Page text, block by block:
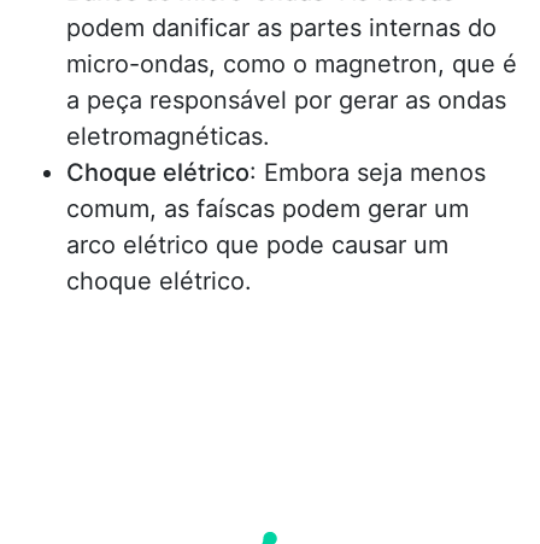
podem danificar as partes internas do
micro-ondas, como o magnetron, que é
a peça responsável por gerar as ondas
eletromagnéticas.
Choque elétrico: Embora seja menos
comum, as faíscas podem gerar um
arco elétrico que pode causar um
choque elétrico.